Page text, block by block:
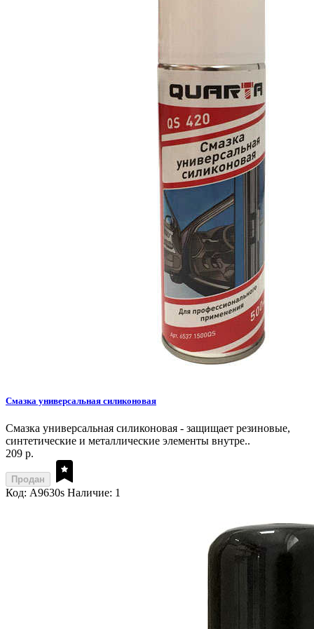
Смазка универсальная силиконовая
Смазка универсальная силиконовая - защищает резиновые,
синтетические и металлические элементы внутре..
209 р.
Продан
Код: A9630s Наличие: 1